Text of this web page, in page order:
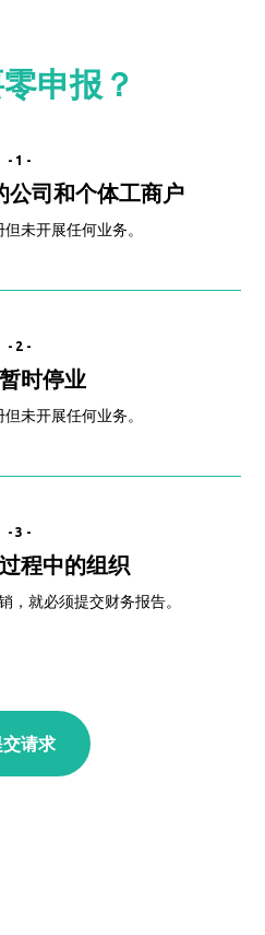
申报？
-1-
公司和个体工商户
未开展任何业务。
-2-
时停业
未开展任何业务。
-3-
程中的组织
，就必须提交财务报告。
交请求